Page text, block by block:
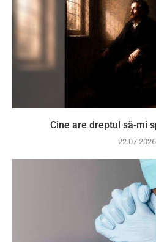
Cine are dreptul să-mi
22.07.2026